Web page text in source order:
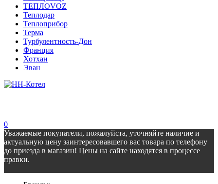
ТЕПЛОVOZ
Теплодар
Теплоприбор
Терма
Турбулентность-Дон
Франция
Хотхан
Эван
0
Уважаемые покупатели, пожалуйста, уточняйте наличие и
актуальную цену заинтересовавшего вас товара по телефону
до приезда в магазин! Цены на сайте находятся в процессе
правки.